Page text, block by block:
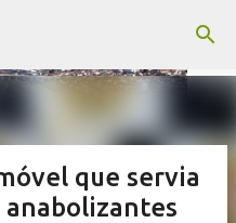
principal
que servia
anabolizantes